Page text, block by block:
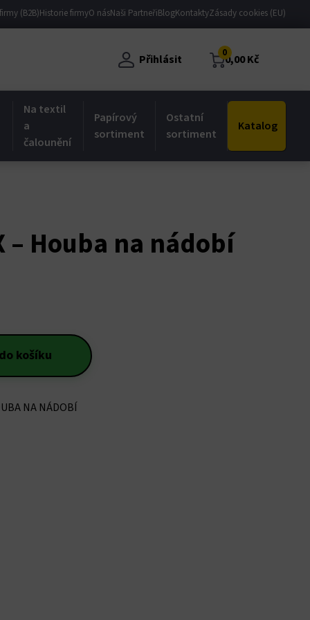
(B2B)Historie firmyO násNaši PartneřiBlogKontaktyZásady cookies (EU)
Přihlásit 00,00Kč
Na textil
a
čalounění
Papírový
sortiment
Ostatní
sortiment
Katalog
– Houba na nádobí
košíku
NA NÁDOBÍ